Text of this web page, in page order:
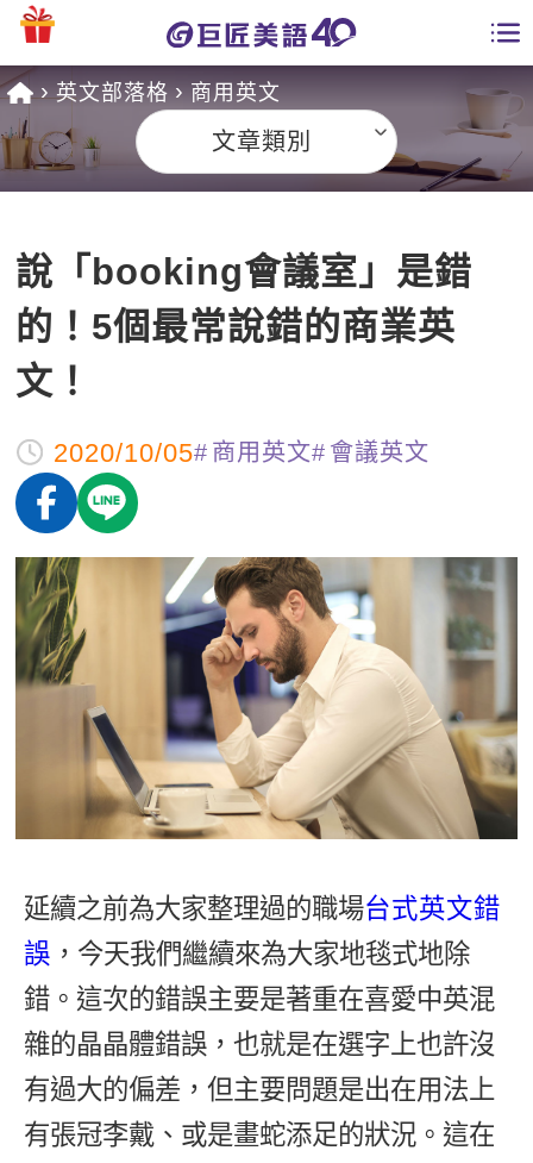
課程總覽
英文課程總表
英文會話
商用英文
英文檢定
TOEIC 多益課程
IELTS 雅思課程
GEPT 全民英檢課程
TOEFL 托福課程
能力養成
自然發音
英文聽力養成
開口溜英文
旅遊英文
基礎字彙
情境閱讀
英文寫作
Cengage TED Talks
CNN聽力強化
新聞英文
特色課程
主題課程
英語俱樂部
ECAM
Let's Talk
線上真人
韓語
西班牙語
兒童美語
更多
一對一家教
企業訓練
數位學習教材
全國分校
免費資源
多益秒學堂
英文能力測驗
師資團隊
學習分享
學員故事
學員讚出來
活動花絮
校園贊助
企業服務
學員專區
Recruiting
英文部落格 商用英文
文章類別
說「booking會議室」是錯
的！5個最常說錯的商業英
文！
2020/10/05 商用英文 會議英文
延續之前為大家整理過的職場台式英文錯
誤 ，今天我們繼續來為大家地毯式地除
錯。這次的錯誤主要是著重在喜愛中英混
雜的晶晶體錯誤，也就是在選字上也許沒
有過大的偏差，但主要問題是出在用法上
有張冠李戴、或是畫蛇添足的狀況。這在